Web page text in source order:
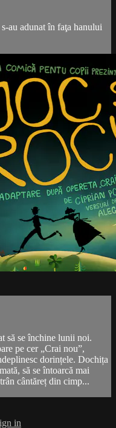
au adunat în faţa hanului
să se închine lunii noi.
pe cer „Crai nou”,
dorințele. Dochița
să se întoarcă mai
cântăreț din cimp...
in